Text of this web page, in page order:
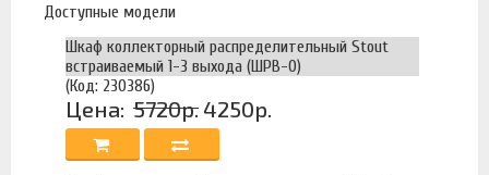
Доступные модели
Шкаф коллекторный распределительный Stout
встраиваемый 1-3 выхода (ШРВ-0)
(Код: 230386)
Цена: 5720р. 4250р.